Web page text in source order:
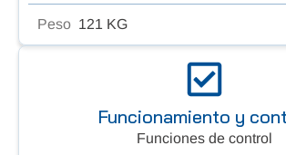
Peso 121 KG
Funcionamiento y
Funciones de control